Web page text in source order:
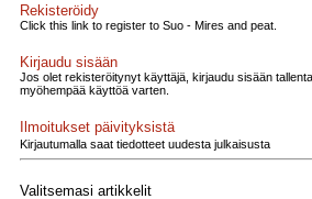
Rekisteröidy
Click this link to register to Suo - Mires and peat.
Kirjaudu sisään
Jos olet rekisteröitynyt käyttäjä, kirjaudu sisään
myöhempää käyttöä varten.
Ilmoitukset päivityksistä
Kirjautumalla saat tiedotteet uudesta julkaisusta
Valitsemasi artikkelit